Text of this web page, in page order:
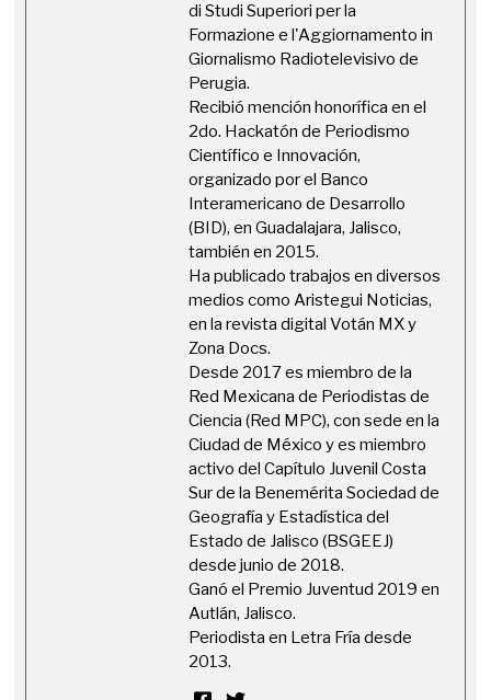
di Studi Superiori per la
Formazione e l'Aggiornamento in
Giornalismo Radiotelevisivo de
Perugia.
Recibió mención honorífica en el
2do. Hackatón de Periodismo
Científico e Innovación,
organizado por el Banco
Interamericano de Desarrollo
(BID), en Guadalajara, Jalisco,
también en 2015.
Ha publicado trabajos en diversos
medios como Aristegui Noticias,
en la revista digital Votán MX y
Zona Docs.
Desde 2017 es miembro de la
Red Mexicana de Periodistas de
Ciencia (Red MPC), con sede en la
Ciudad de México y es miembro
activo del Capítulo Juvenil Costa
Sur de la Benemérita Sociedad de
Geografía y Estadística del
Estado de Jalisco (BSGEEJ)
desde junio de 2018.
Ganó el Premio Juventud 2019 en
Autlán, Jalisco.
Periodista en Letra Fría desde
2013.